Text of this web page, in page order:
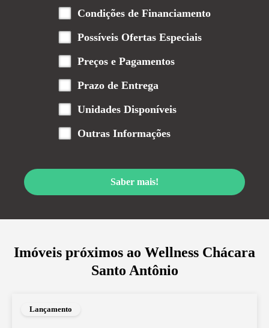
Condições de Financiamento
Possíveis Ofertas Especiais
Preços e Pagamentos
Prazo de Entrega
Unidades Disponíveis
Outras Informações
Saber mais!
Imóveis próximos ao Wellness Chácara
Santo Antônio
Lançamento